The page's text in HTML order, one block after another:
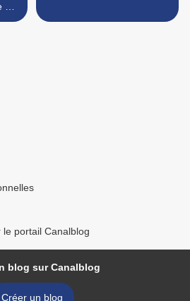
portail Canalblog
blog sur Canalblog
Créer un blog